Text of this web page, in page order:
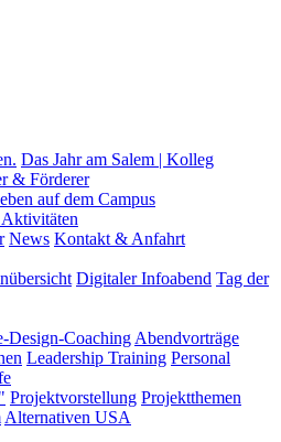
Das Jahr am Salem | Kolleg
& Förderer
auf dem Campus
Aktivitäten
News Kontakt & Anfahrt
Digitaler Infoabend Tag der
Design-Coaching Abendvorträge
Leadership Training Personal
Projektvorstellung Projektthemen
Alternativen USA